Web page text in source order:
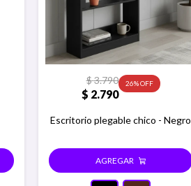
$ 2.790
$3.790 26
Escritorio plegable chico - Negro